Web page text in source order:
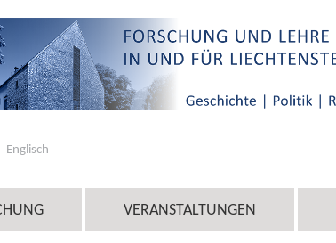
Englisch
VERANSTALTUNGEN